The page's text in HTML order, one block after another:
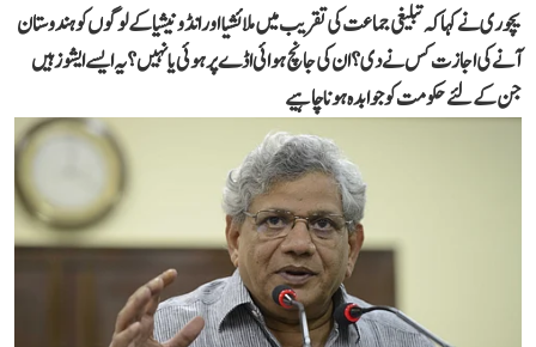
یچوری نے کہا کہ تبلیغی جماعت کی تقریب میں ملائشیا اور انڈونیشیا کے لوگوں کو ہندوستان
آنے کی اجازت کس نے دی؟ ان کی جانچ ہوائی اڈے پرہوئی یا نہیں؟ یہ ایسے ایشوز ہیں
جن کے لئے حکومت کو جوابدہ ہونا چاہیے